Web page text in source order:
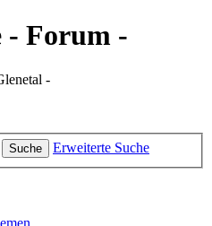
- Forum -
-
Suche Erweiterte Suche